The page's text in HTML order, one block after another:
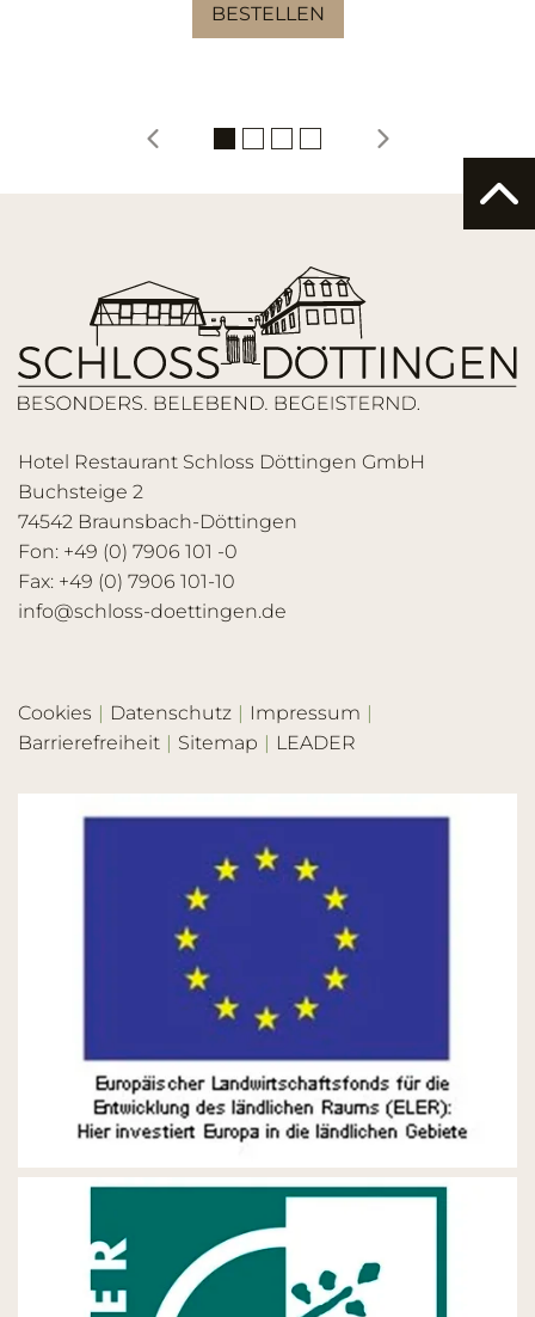
BESTELLEN
Hotel Restaurant Schloss Döttingen GmbH
Buchsteige 2
74542 Braunsbach-Döttingen
Fon: +49 (0) 7906 101 -0
Fax: +49 (0) 7906 101-10
info@schloss-doettingen.de
Cookies Datenschutz
Impressum
Barrierefreiheit
Sitemap LEADER